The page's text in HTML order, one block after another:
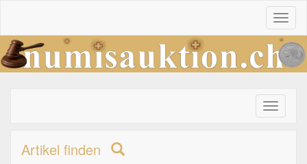
Toggle
primary
Artikel finden